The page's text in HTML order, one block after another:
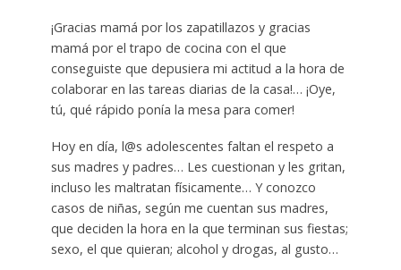
¡Gracias mamá por los zapatillazos y gracias
mamá por el trapo de cocina con el que
conseguiste que depusiera mi actitud a la hora de
colaborar en las tareas diarias de la casa!… ¡Oye,
tú, qué rápido ponía la mesa para comer!
Hoy en día, l@s adolescentes faltan el respeto a
sus madres y padres… Les cuestionan y les gritan,
incluso les maltratan físicamente… Y conozco
casos de niñas, según me cuentan sus madres,
que deciden la hora en la que terminan sus fiestas;
sexo, el que quieran; alcohol y drogas, al gusto…